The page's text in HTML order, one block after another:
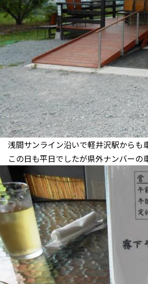
浅間サンライン沿いで軽井沢駅からも
この日も平日でしたが県外ナンバーの